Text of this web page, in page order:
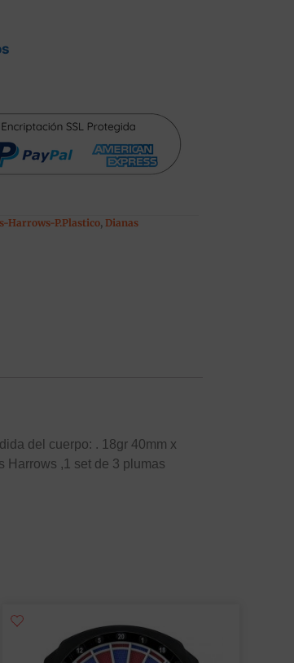
Harrows-P.Plastico, Dianas
del cuerpo: . 18gr 40mm x
Harrows ,1 set de 3 plumas